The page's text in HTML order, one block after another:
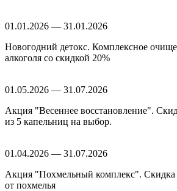
01.01.2026 — 31.01.2026
Новогодний детокс. Комплексное
алкоголя со скидкой 20%
01.05.2026 — 31.07.2026
Акция "Весеннее восстановление".
из 5 капельниц на выбор.
01.04.2026 — 31.07.2026
Акция "Похмельный комплекс". Скидка
от похмелья